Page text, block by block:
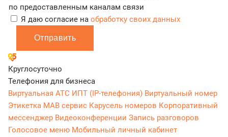
по предоставленным каналам связи
Я даю согласие на обработку своих данных
Отправить
Круглосуточно
Телефония для бизнеса
Виртуальная АТС ИПТ (IP-телефония) Виртуальный номер
Этикетка МАВ сервис Карусель номеров Корпоративный
мессенджер Видеоконференции Запись разговоров
Голосовое меню Мобильный личный кабинет